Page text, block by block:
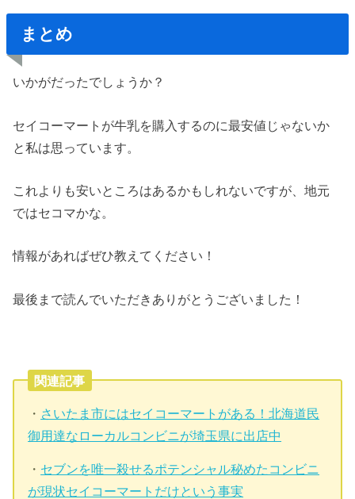
まとめ
いかがだったでしょうか？
セイコーマートが牛乳を購入するのに最安値じゃないか
と私は思っています。
これよりも安いところはあるかもしれないですが、地元
ではセコマかな。
情報があればぜひ教えてください！
最後まで読んでいただきありがとうございました！
関連記事
・ さいたま市にはセイコーマートがある！北海道民
御用達なローカルコンビニが埼玉県に出店中
・ セブンを唯一殺せるポテンシャル秘めたコンビニ
が現状セイコーマートだけという事実